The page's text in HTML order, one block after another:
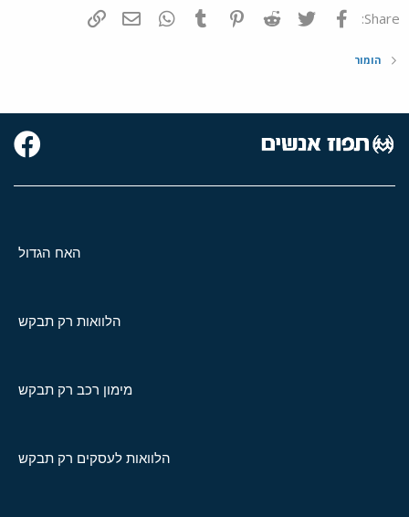
Share: פייסבוק Twitter
Reddit
Pinterest
Tumblr
WhatsAppדואר אלקטרוני
הומור
האח הגדול
הלוואות רק תבקש
מימון רכב רק תבקש
הלוואות לעסקים רק תבקש